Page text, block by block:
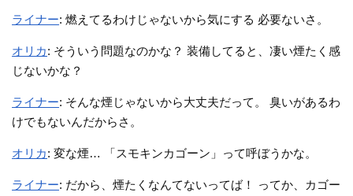
ライナー: 燃えてるわけじゃないから気にする 必要ないさ。
オリカ: そういう問題なのかな？ 装備してると、凄い煙たく感
じないかな？
ライナー: そんな煙じゃないから大丈夫だって。 臭いがあるわ
けでもないんだからさ。
オリカ: 変な煙… 「スモキンカゴーン」って呼ぼうかな。
ライナー: だから、煙たくなんてないってば！ ってか、カゴー